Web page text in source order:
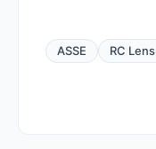
ASSE RC Lens